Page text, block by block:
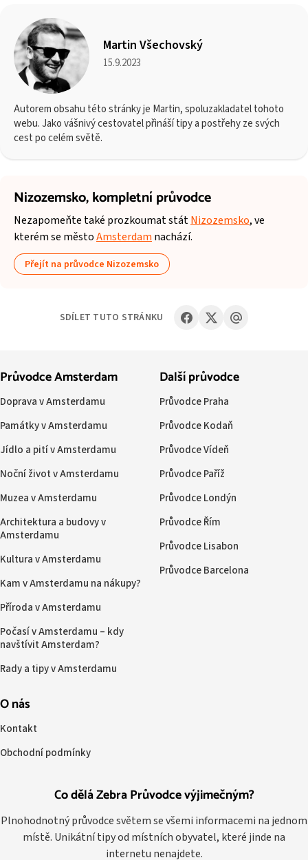
Martin Všechovský
15.9.2023
Autorem obsahu této stránky je Martin, spoluzakladatel tohoto
webu. Jako vášnivý cestovatel přináší tipy a postřehy ze svých
cest po celém světě.
Nizozemsko,kompletní průvodce
Nezapomeňte také prozkoumat státNizozemsko, ve
kterém se městoAmsterdam nachází.
Přejít na průvodce Nizozemsko
SDÍLET TUTO STRÁNKU
Co dělá Zebra Průvodce výjimečným?
Plnohodnotný průvodce světem se všemi informacemi na jednom
místě. Unikátní tipy od místních obyvatel, které jinde na
internetu nenajdete.
Průvodce Amsterdam
Doprava v Amsterdamu
Památky v Amsterdamu
Jídlo a pití v Amsterdamu
Noční život v Amsterdamu
Muzea v Amsterdamu
Architektura a budovy v
Amsterdamu
Kultura v Amsterdamu
Kam v Amsterdamu na nákupy?
Příroda v Amsterdamu
Počasí v Amsterdamu – kdy
navštívit Amsterdam?
Rady a tipy v Amsterdamu
Další průvodce
Průvodce Praha
Průvodce Kodaň
Průvodce Vídeň
Průvodce Paříž
Průvodce Londýn
Průvodce Řím
Průvodce Lisabon
Průvodce Barcelona
O nás
Kontakt
Obchodní podmínky